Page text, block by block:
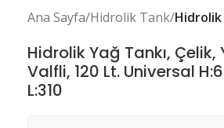
Ana Sayfa Hidrolik Tank
Hidrolik Yağ Tankı, Çelik,
Valfli, 120 Lt. Universal
L:310